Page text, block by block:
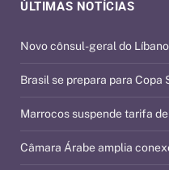
ÚLTIMAS NOTÍCIAS
Novo cônsul-geral do
Brasil se prepara para Copa
Marrocos suspende tarifa
Câmara Árabe amplia